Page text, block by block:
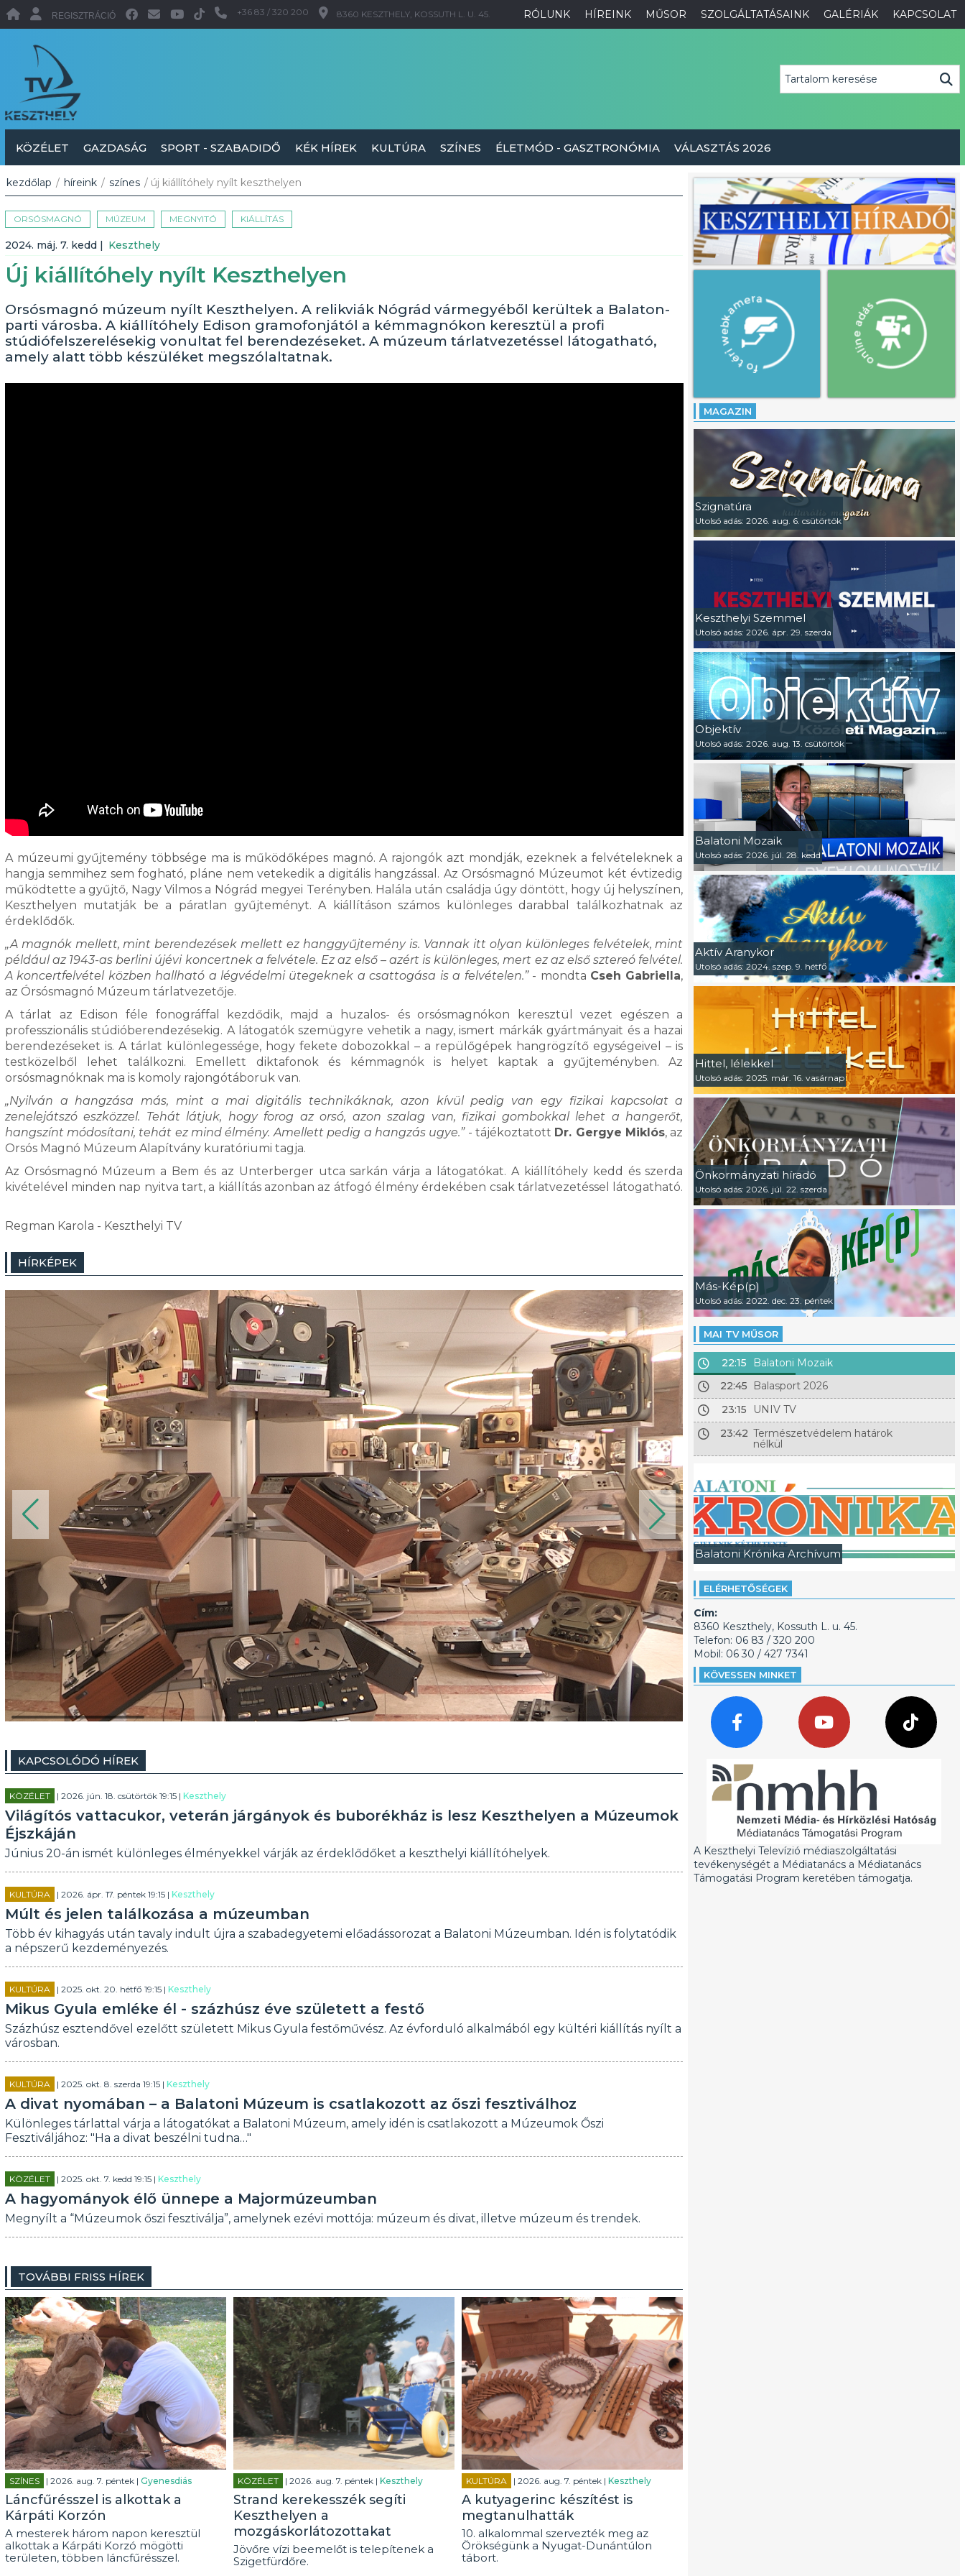
RÓLUNK HÍREINK MŰSOR SZOLGÁLTATÁSAINK GALÉRIÁK KAPCSOLAT
REGISZTRÁCIÓ +36 83 / 320 200 8360 KESZTHELY, KOSSUTH L. U. 45.
KÖZÉLET GAZDASÁG SPORT - SZABADIDŐ KÉK HÍREK KULTÚRA SZÍNES ÉLETMÓD - GASZTRONÓMIA VÁLASZTÁS 2026
kezdőlap / híreink / színes / új kiállítóhely nyílt keszthelyen
ORSÓSMAGNÓ MÚZEUM MEGNYITÓ KIÁLLÍTÁS
2024. máj. 7. kedd | Keszthely
Új kiállítóhely nyílt Keszthelyen
Orsósmagnó múzeum nyílt Keszthelyen. A relikviák Nógrád vármegyéből kerültek a Balaton-
parti városba. A kiállítóhely Edison gramofonjától a kémmagnókon keresztül a profi
stúdiófelszerelésekig vonultat fel berendezéseket. A múzeum tárlatvezetéssel látogatható,
amely alatt több készüléket megszólaltatnak.
A múzeumi gyűjtemény többsége ma is működőképes magnó. A rajongók azt mondják, ezeknek a felvételeknek a
hangja semmihez sem fogható, pláne nem vetekedik a digitális hangzással. Az Orsósmagnó Múzeumot két évtizedig
működtette a gyűjtő, Nagy Vilmos a Nógrád megyei Terényben. Halála után családja úgy döntött, hogy új helyszínen,
Keszthelyen mutatják be a páratlan gyűjteményt. A kiállításon számos különleges darabbal találkozhatnak az
érdeklődők.
„A magnók mellett, mint berendezések mellett ez hanggyűjtemény is. Vannak itt olyan különleges felvételek, mint
például az 1943-as berlini újévi koncertnek a felvétele. Ez az első – azért is különleges, mert ez az első sztereó felvétel.
A koncertfelvétel közben hallható a légvédelmi ütegeknek a csattogása is a felvételen.”- mondta Cseh Gabriella,
az Órsósmagnó Múzeum tárlatvezetője.
A tárlat az Edison féle fonográffal kezdődik, majd a huzalos- és orsósmagnókon keresztül vezet egészen a
professzionális stúdióberendezésekig. A látogatók szemügyre vehetik a nagy, ismert márkák gyártmányait és a hazai
berendezéseket is. A tárlat különlegessége, hogy fekete dobozokkal – a repülőgépek hangrögzítő egységeivel – is
testközelből lehet találkozni. Emellett diktafonok és kémmagnók is helyet kaptak a gyűjteményben. Az
orsósmagnóknak ma is komoly rajongótáboruk van.
„Nyilván a hangzása más, mint a mai digitális technikáknak, azon kívül pedig van egy fizikai kapcsolat a
zenelejátszó eszközzel. Tehát látjuk, hogy forog az orsó, azon szalag van, fizikai gombokkal lehet a hangerőt,
hangszínt módosítani, tehát ez mind élmény. Amellett pedig a hangzás ugye.”- tájékoztatott Dr. Gergye Miklós, az
Orsós Magnó Múzeum Alapítvány kuratóriumi tagja.
Az Orsósmagnó Múzeum a Bem és az Unterberger utca sarkán várja a látogatókat. A kiállítóhely kedd és szerda
kivételével minden nap nyitva tart, a kiállítás azonban az átfogó élmény érdekében csak tárlatvezetéssel látogatható.
Regman Karola - Keszthelyi TV
HÍRKÉPEK
KAPCSOLÓDÓ HÍREK
KÖZÉLET | 2026. jún. 18. csütörtök 19:15 | Keszthely
Világítós vattacukor, veterán járgányok és buborékház is lesz Keszthelyen a Múzeumok
Éjszkáján
Június 20-án ismét különleges élményekkel várják az érdeklődőket a keszthelyi kiállítóhelyek.
KULTÚRA | 2026. ápr. 17. péntek 19:15 | Keszthely
Múlt és jelen találkozása a múzeumban
Több év kihagyás után tavaly indult újra a szabadegyetemi előadássorozat a Balatoni Múzeumban. Idén is folytatódik
a népszerű kezdeményezés.
KULTÚRA | 2025. okt. 20. hétfő 19:15 | Keszthely
Mikus Gyula emléke él - százhúsz éve született a festő
Százhúsz esztendővel ezelőtt született Mikus Gyula festőművész. Az évforduló alkalmából egy kültéri kiállítás nyílt a
városban.
KULTÚRA | 2025. okt. 8. szerda 19:15 | Keszthely
A divat nyomában – a Balatoni Múzeum is csatlakozott az őszi fesztiválhoz
Különleges tárlattal várja a látogatókat a Balatoni Múzeum, amely idén is csatlakozott a Múzeumok Őszi
Fesztiváljához: "Ha a divat beszélni tudna…"
KÖZÉLET | 2025. okt. 7. kedd 19:15 | Keszthely
A hagyományok élő ünnepe a Majormúzeumban
Megnyílt a “Múzeumok őszi fesztiválja”, amelynek ezévi mottója: múzeum és divat, illetve múzeum és trendek.
TOVÁBBI FRISS HÍREK
SZÍNES | 2026. aug. 7. péntek | Gyenesdiás
Láncfűrésszel is alkottak a
Kárpáti Korzón
A mesterek három napon keresztül
alkottak a Kárpáti Korzó mögötti
területen, többen láncfűrésszel.
KÖZÉLET | 2026. aug. 7. péntek | Keszthely
Strand kerekesszék segíti
Keszthelyen a
mozgáskorlátozottakat
Jövőre vízi beemelőt is telepítenek a
Szigetfürdőre.
KULTÚRA | 2026. aug. 7. péntek | Keszthely
A kutyagerinc készítést is
megtanulhatták
10. alkalommal szervezték meg az
Örökségünk a Nyugat-Dunántúlon
tábort.
MAGAZIN
Szignatúra
Utolsó adás: 2026. aug. 6. csütörtök
Keszthelyi Szemmel
Utolsó adás: 2026. ápr. 29. szerda
Objektív
Utolsó adás: 2026. aug. 13. csütörtök
Balatoni Mozaik
Utolsó adás: 2026. júl. 28. kedd
Aktív Aranykor
Utolsó adás: 2024. szep. 9. hétfő
Hittel, lélekkel
Utolsó adás: 2025. már. 16. vasárnap
Önkormányzati híradó
Utolsó adás: 2026. júl. 22. szerda
Más-Kép(p)
Utolsó adás: 2022. dec. 23. péntek
MAI TV MŰSOR
22:15
Balatoni Mozaik
22:45
Balasport 2026
23:15
UNIV TV
23:42 Természetvédelem határok
nélkül
Balatoni Krónika Archívum
ELÉRHETŐSÉGEK
Cím:
8360 Keszthely, Kossuth L. u. 45.
Telefon: 06 83 / 320 200
Mobil: 06 30 / 427 7341
KÖVESSEN MINKET
A Keszthelyi Televízió médiaszolgáltatási
tevékenységét a Médiatanács a Médiatanács
Támogatási Program keretében támogatja.